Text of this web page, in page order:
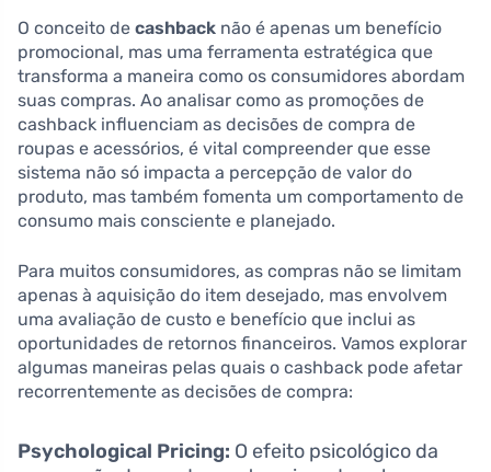
O conceito de cashback não é apenas um benefício
promocional, mas uma ferramenta estratégica que
transforma a maneira como os consumidores abordam
suas compras. Ao analisar como as promoções de
cashback influenciam as decisões de compra de
roupas e acessórios, é vital compreender que esse
sistema não só impacta a percepção de valor do
produto, mas também fomenta um comportamento de
consumo mais consciente e planejado.
Para muitos consumidores, as compras não se limitam
apenas à aquisição do item desejado, mas envolvem
uma avaliação de custo e benefício que inclui as
oportunidades de retornos financeiros. Vamos explorar
algumas maneiras pelas quais o cashback pode afetar
recorrentemente as decisões de compra:
Psychological Pricing: O efeito psicológico da